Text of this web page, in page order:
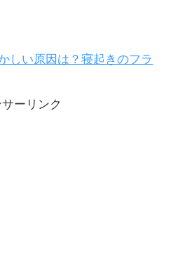
しい原因は？寝起きのフラ
ーリンク